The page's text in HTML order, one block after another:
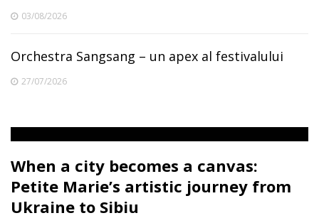
03/08/2026
Orchestra Sangsang – un apex al festivalului
27/07/2026
When a city becomes a canvas:
Petite Marie’s artistic journey from
Ukraine to Sibiu